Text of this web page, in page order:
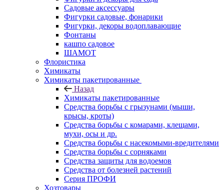
Садовые аксессуары
Фигурки садовые, фонарики
Фигурки, декоры водоплавающие
Фонтаны
кашпо садовое
ШАМОТ
Флористика
Химикаты
Химикаты пакетированные
Назад
Химикаты пакетированные
Средства борьбы с грызунами (мыши,
крысы, кроты)
Средства борьбы с комарами, клещами,
мухи, осы и др.
Средства борьбы с насекомыми-вредителями
Средства борьбы с сорняками
Средства защиты для водоемов
Средства от болезней растений
Серия ПРОФИ
Хозтовары